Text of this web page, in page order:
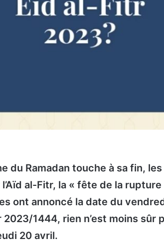
du Ramadan touche à sa fin,
al-Fitr, la « fête de la rupture
ont annoncé la date du
2023/1444, rien n’est moins sûr
20 avril.